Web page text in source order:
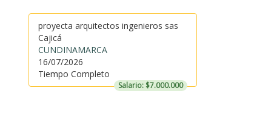
proyecta arquitectos ingenieros sas
Cajicá
CUNDINAMARCA
16/07/2026
Tiempo Completo
Salario: $7.000.000